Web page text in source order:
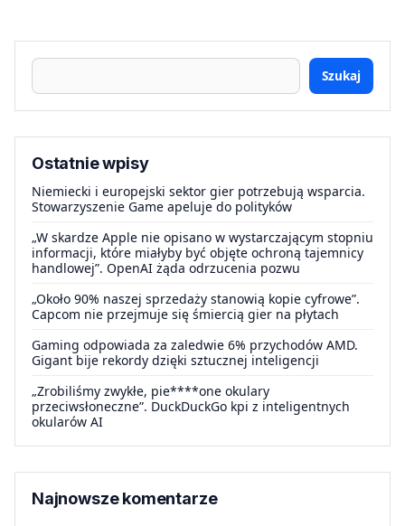
Szukaj
Ostatnie wpisy
Niemiecki i europejski sektor gier potrzebują wsparcia.
Stowarzyszenie Game apeluje do polityków
„W skardze Apple nie opisano w wystarczającym stopniu
informacji, które miałyby być objęte ochroną tajemnicy
handlowej”. OpenAI żąda odrzucenia pozwu
„Około 90% naszej sprzedaży stanowią kopie cyfrowe”.
Capcom nie przejmuje się śmiercią gier na płytach
Gaming odpowiada za zaledwie 6% przychodów AMD.
Gigant bije rekordy dzięki sztucznej inteligencji
„Zrobiliśmy zwykłe, pie****one okulary
przeciwsłoneczne”. DuckDuckGo kpi z inteligentnych
okularów AI
Najnowsze komentarze